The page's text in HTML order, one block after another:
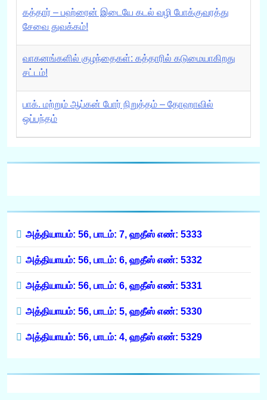
கத்தார் – பஹ்ரைன் இடையே கடல் வழி போக்குவரத்து
சேவை துவக்கம்!
வாகனங்களில் குழந்தைகள்: கத்தாரில் கடுமையாகிறது
சட்டம்!
பாக். மற்றும் ஆப்கன் போர் நிறுத்தம் – தோஹாவில்
ஒப்பந்தம்
அத்தியாயம்: 56, பாடம்: 7, ஹதீஸ் எண்: 5333
அத்தியாயம்: 56, பாடம்: 6, ஹதீஸ் எண்: 5332
அத்தியாயம்: 56, பாடம்: 6, ஹதீஸ் எண்: 5331
அத்தியாயம்: 56, பாடம்: 5, ஹதீஸ் எண்: 5330
அத்தியாயம்: 56, பாடம்: 4, ஹதீஸ் எண்: 5329